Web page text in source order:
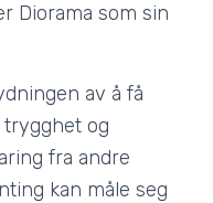
Diorama som sin
av å få
og
fra andre
kan måle seg